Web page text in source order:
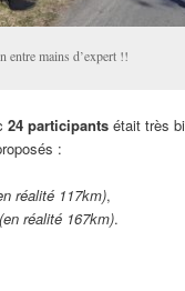
entre mains d’expert !!
24 participants était très
:
réalité 117km),
(en réalité 167km).